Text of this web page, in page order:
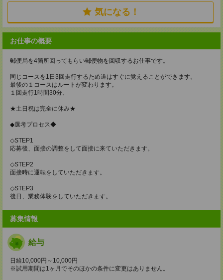
気になる！
お仕事の概要
郵便局を4箇所回ってもらい郵便物を回収するお仕事です。
同じコースを1日3回走行するため道はすぐに覚えることができます。
最後の１コースはルートが変わります。
１回走行1時間30分、
★土日祝は完全に休み★
◆選考プロセス◆
◇STEP1
応募後、面接の調整をして面接に来ていただきます。
◇STEP2
面接時に運転をしていただきます。
◇STEP3
後日、業務体験をしていただきます。
募集情報
給与
日給10,000円～10,000円
※試用期間は1ヶ月でそのほかの条件に変更はありません。